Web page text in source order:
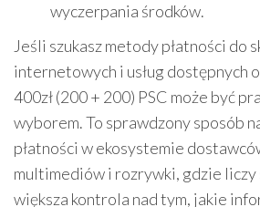
wyczerpania środków.
Jeśli szukasz metody płatności do
internetowych i usług dostępnych
400zł (200 + 200) PSC może być
wyborem. To sprawdzony sposób
płatności w ekosystemie
multimediów i rozrywki, gdzie liczy
większa kontrola nad tym, jakie